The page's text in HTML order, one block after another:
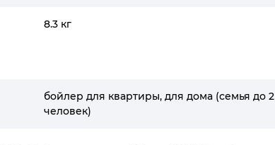
8.3 кг
бойлер для квартиры, для дома (семья до 2
человек)